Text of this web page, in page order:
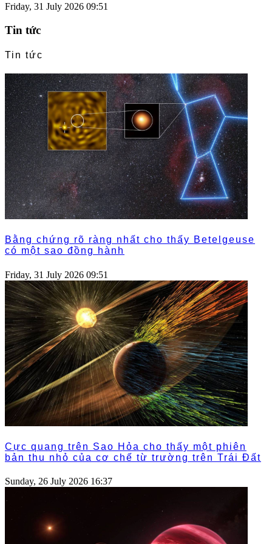
Friday, 31 July 2026 09:51
Tin tức
Tin tức
Bằng chứng rõ ràng nhất cho thấy Betelgeuse
có một sao đồng hành
Friday, 31 July 2026 09:51
Cực quang trên Sao Hỏa cho thấy một phiên
bản thu nhỏ của cơ chế từ trường trên Trái Đất
Sunday, 26 July 2026 16:37